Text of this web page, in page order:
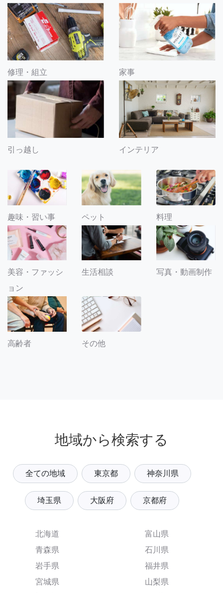
修理・組立 家事
引っ越し インテリア
趣味・習い事 ペット 料理
美容・ファッシ
ョン
生活相談 写真・動画制作
高齢者 その他
地域から検索する
全ての地域 東京都 神奈川県
埼玉県 大阪府 京都府
北海道
青森県
岩手県
宮城県
富山県
石川県
福井県
山梨県